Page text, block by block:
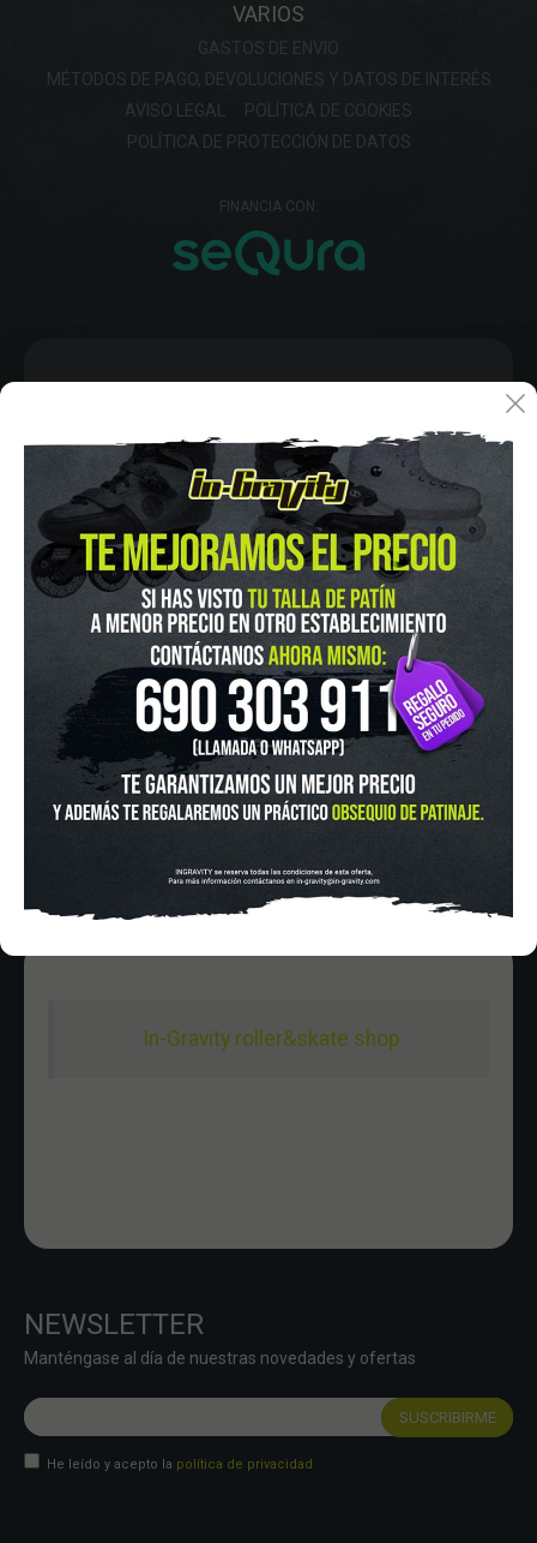
VARIOS
GASTOS DE ENVIO
MÉTODOS DE PAGO, DEVOLUCIONES Y DATOS DE INTERÉS
AVISO LEGAL
POLÍTICA DE COOKIES
POLÍTICA DE PROTECCIÓN DE DATOS
FINANCIA CON:
In-Gravity roller&skate shop
IN-GRAVITY MADRID RETIRO
Pza. Mariano de Cavia, 2
915 524 553
in-gravity@in-gravity.com
HORARIO
Lunes a Viernes de 12:00 - 20:30
Sabado De 10:00 - 20:30
Domingo 10:00-15:00
NEWSLETTER
Manténgase al día de nuestras novedades y ofertas
He leído y acepto la política de privacidad